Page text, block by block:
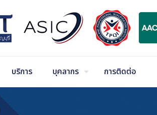
บริการ บุคลากร การติดต่อ